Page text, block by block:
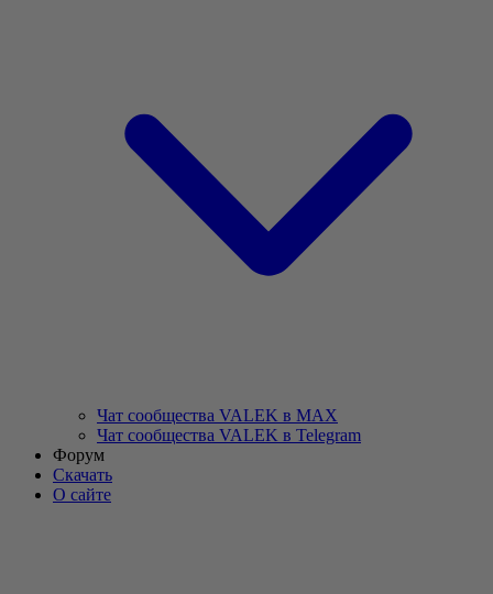
Чат сообщества VALEK в MAX
Чат сообщества VALEK в Telegram
Форум
Скачать
О сайте